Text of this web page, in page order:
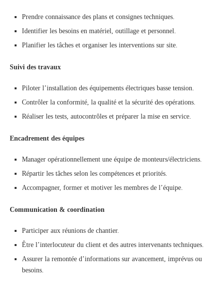
Prendre connaissance des plans et consignes techniques.
Identifier les besoins en matériel, outillage et personnel.
Planifier les tâches et organiser les interventions sur site.
Suivi des travaux
Piloter l’installation des équipements électriques basse tension.
Contrôler la conformité, la qualité et la sécurité des opérations.
Réaliser les tests, autocontrôles et préparer la mise en service.
Encadrement des équipes
Manager opérationnellement une équipe de monteurs/électriciens.
Répartir les tâches selon les compétences et priorités.
Accompagner, former et motiver les membres de l’équipe.
Communication & coordination
Participer aux réunions de chantier.
Être l’interlocuteur du client et des autres intervenants techniques.
Assurer la remontée d’informations sur avancement, imprévus ou
besoins.